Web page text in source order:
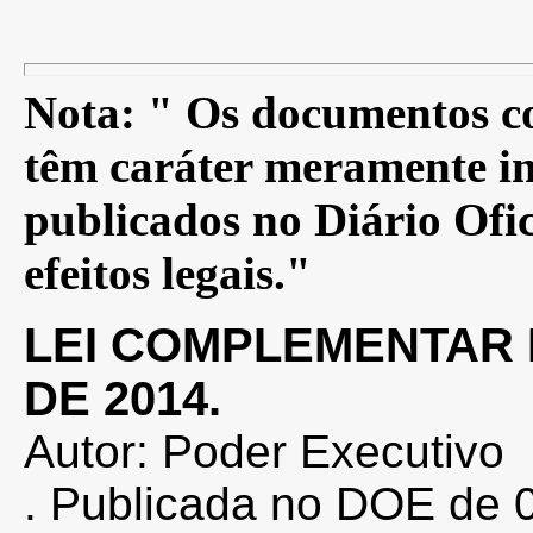
Nota: " Os documentos
têm caráter meramente
publicados no Diário
efeitos legais."
LEI COMPLEMENTAR
DE 2014.
Autor: Poder Executivo
. Publicada no DOE de